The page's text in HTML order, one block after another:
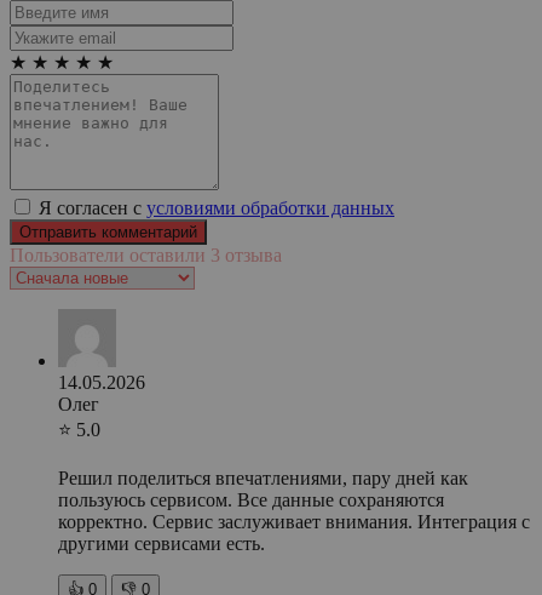
★ ★ ★ ★ ★
Я согласен с условиями обработки данных
Пользователи оставили 3 отзыва
14.05.2026
Олег
⭐ 5.0
Решил поделиться впечатлениями, пару дней как
пользуюсь сервисом. Все данные сохраняются
корректно. Сервис заслуживает внимания. Интеграция с
другими сервисами есть.
👍 0 👎 0